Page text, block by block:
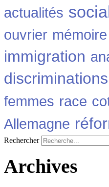
actualités
ouvrier mémoire
immigration
discriminations
femmes race
Allemagne
Rechercher
Archives